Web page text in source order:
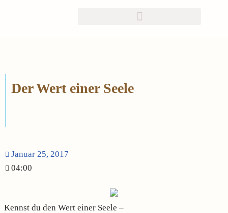
Der Wert einer Seele
Januar 25, 2017
04:00
Kennst du den Wert einer Seele –